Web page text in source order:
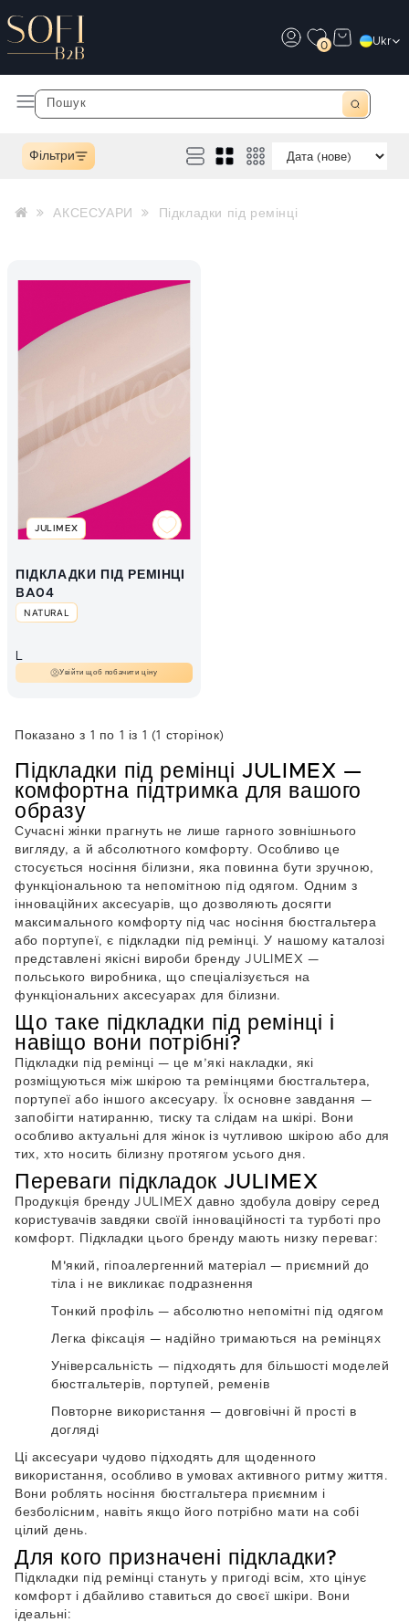
0 Ukr
Фільтри
АКСЕСУАРИ Підкладки під ремінці
JULIMEX
ПІДКЛАДКИ ПІД РЕМІНЦІ
BA04
NATURAL
L
Увійти щоб побачити ціну
Показано з 1 по 1 із 1 (1 сторінок)
Підкладки під ремінці JULIMEX —
комфортна підтримка для вашого
образу
Сучасні жінки прагнуть не лише гарного зовнішнього
вигляду, а й абсолютного комфорту. Особливо це
стосується носіння білизни, яка повинна бути зручною,
функціональною та непомітною під одягом. Одним з
інноваційних аксесуарів, що дозволяють досягти
максимального комфорту під час носіння бюстгальтера
або портупеї, є підкладки під ремінці. У нашому каталозі
представлені якісні вироби бренду JULIMEX —
польського виробника, що спеціалізується на
функціональних аксесуарах для білизни.
Що таке підкладки під ремінці і
навіщо вони потрібні?
Підкладки під ремінці — це м’які накладки, які
розміщуються між шкірою та ремінцями бюстгальтера,
портупеї або іншого аксесуару. Їх основне завдання —
запобігти натиранню, тиску та слідам на шкірі. Вони
особливо актуальні для жінок із чутливою шкірою або для
тих, хто носить білизну протягом усього дня.
Переваги підкладок JULIMEX
Продукція бренду JULIMEX давно здобула довіру серед
користувачів завдяки своїй інноваційності та турботі про
комфорт. Підкладки цього бренду мають низку переваг:
М'який, гіпоалергенний матеріал — приємний до
тіла і не викликає подразнення
Тонкий профіль — абсолютно непомітні під одягом
Легка фіксація — надійно тримаються на ремінцях
Універсальність — підходять для більшості моделей
бюстгальтерів, портупей, ременів
Повторне використання — довговічні й прості в
догляді
Ці аксесуари чудово підходять для щоденного
використання, особливо в умовах активного ритму життя.
Вони роблять носіння бюстгальтера приємним і
безболісним, навіть якщо його потрібно мати на собі
цілий день.
Для кого призначені підкладки?
Підкладки під ремінці стануть у пригоді всім, хто цінує
комфорт і дбайливо ставиться до своєї шкіри. Вони
ідеальні: